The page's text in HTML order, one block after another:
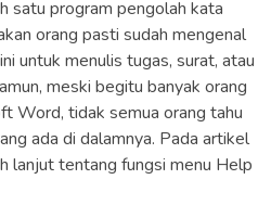
satu program pengolah kata
orang pasti sudah mengenal
untuk menulis tugas, surat, atau
meski begitu banyak orang
Word, tidak semua orang tahu
ada di dalamnya. Pada artikel
lanjut tentang fungsi menu Help